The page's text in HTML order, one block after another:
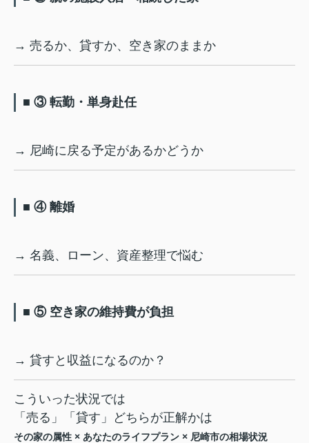
→ 売るか、貸すか、空き家のままか
■ ③ 転勤・単身赴任
→ 尼崎に戻る予定があるかどうか
■ ④ 離婚
→ 名義、ローン、資産整理で悩む
■ ⑤ 空き家の維持費が負担
→ 貸すと収益になるのか？
こういった状況では
「売る」「貸す」どちらが正解かは
その家の属性 × あなたのライフプラン × 尼崎市の相場状況